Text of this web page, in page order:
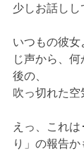
少しお話しし
いつもの彼
じ声から、
後の、
吹っ切れた空
えっ、これ
り」の報告か